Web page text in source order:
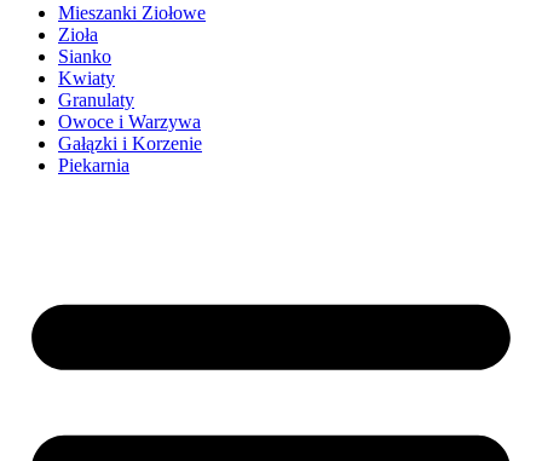
Mieszanki Ziołowe
Zioła
Sianko
Kwiaty
Granulaty
Owoce i Warzywa
Gałązki i Korzenie
Piekarnia